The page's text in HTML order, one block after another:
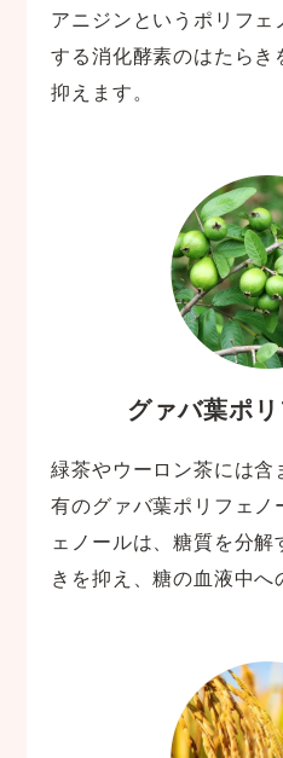
アニジンというポリフェ
する消化酵素のはたらき
抑えます。
グァバ葉ポ
緑茶やウーロン茶には含
有のグァバ葉ポリフェノ
ェノールは、糖質を分解
きを抑え、糖の血液中へ